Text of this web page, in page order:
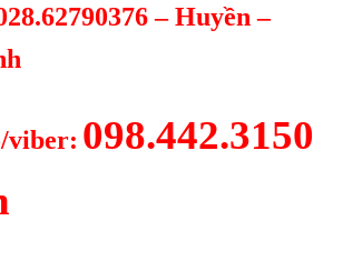
– Huyền –
viber: 098.442.3150